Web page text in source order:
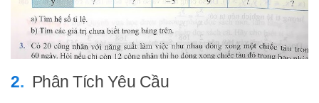
Phân Tích Yêu Cầu